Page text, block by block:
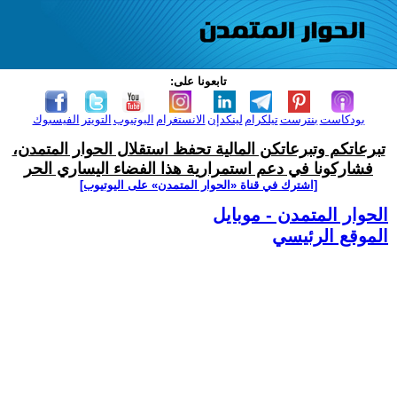
تابعونا على:
الفيسبوك التويتر اليوتيوب الانستغرام لينكدإن تيلكرامبنترست بودكاست
تبرعاتكم وتبرعاتكن المالية تحفظ استقلال الحوار المتمدن،
فشاركونا في دعم استمرارية هذا الفضاء اليساري الحر
[اشترك في قناة ‫«الحوار المتمدن» على اليوتيوب]
الحوار المتمدن - موبايل
الموقع الرئيسي